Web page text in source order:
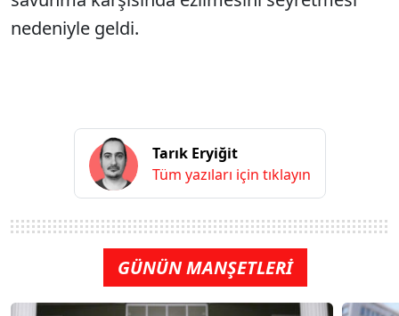
nedeniyle geldi.
Tarık Eryiğit
Tüm yazıları için tıklayın
GÜNÜN MANŞETLERİ